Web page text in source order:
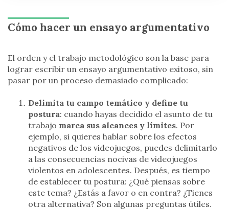
Cómo hacer un ensayo argumentativo
El orden y el trabajo metodológico son la base para
lograr escribir un ensayo argumentativo exitoso, sin
pasar por un proceso demasiado complicado:
Delimita tu campo temático y define tu
postura: cuando hayas decidido el asunto de tu
trabajo marca sus alcances y límites. Por
ejemplo, si quieres hablar sobre los efectos
negativos de los videojuegos, puedes delimitarlo
a las consecuencias nocivas de videojuegos
violentos en adolescentes. Después, es tiempo
de establecer tu postura: ¿Qué piensas sobre
este tema? ¿Estás a favor o en contra? ¿Tienes
otra alternativa? Son algunas preguntas útiles.